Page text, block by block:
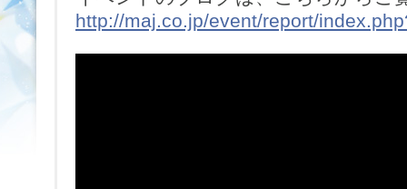
http://maj.co.jp/event/report/